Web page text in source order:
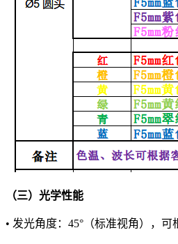
（三）光学性能
• 发光角度：45°（标准视角），